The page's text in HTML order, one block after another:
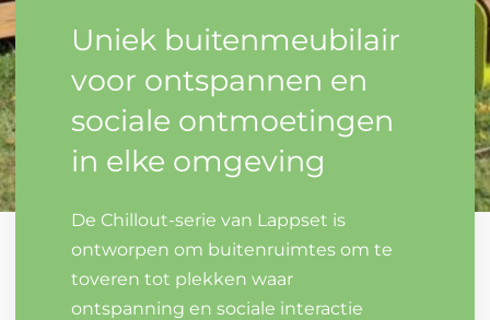
Uniek buitenmeubilair
voor ontspannen en
sociale ontmoetingen
in elke omgeving
De Chillout-serie van Lappset is
ontworpen om buitenruimtes om te
toveren tot plekken waar
ontspanning en sociale interactie